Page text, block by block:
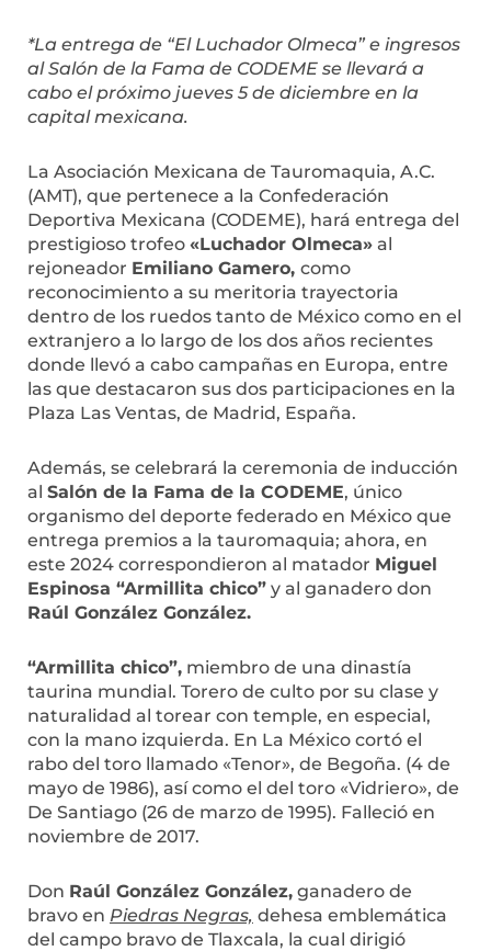
*La entrega de “El Luchador Olmeca” e ingresos
al Salón de la Fama de CODEME se llevará a
cabo el próximo jueves 5 de diciembre en la
capital mexicana.
La Asociación Mexicana de Tauromaquia, A.C.
(AMT), que pertenece a la Confederación
Deportiva Mexicana (CODEME), hará entrega del
prestigioso trofeo «Luchador Olmeca» al
rejoneador Emiliano Gamero, como
reconocimiento a su meritoria trayectoria
dentro de los ruedos tanto de México como en el
extranjero a lo largo de los dos años recientes
donde llevó a cabo campañas en Europa, entre
las que destacaron sus dos participaciones en la
Plaza Las Ventas, de Madrid, España.
Además, se celebrará la ceremonia de inducción
al Salón de la Fama de la CODEME, único
organismo del deporte federado en México que
entrega premios a la tauromaquia; ahora, en
este 2024 correspondieron al matador Miguel
Espinosa “Armillita chico” y al ganadero don
Raúl González González.
“Armillita chico”, miembro de una dinastía
taurina mundial. Torero de culto por su clase y
naturalidad al torear con temple, en especial,
con la mano izquierda. En La México cortó el
rabo del toro llamado «Tenor», de Begoña. (4 de
mayo de 1986), así como el del toro «Vidriero», de
De Santiago (26 de marzo de 1995). Falleció en
noviembre de 2017.
Don Raúl González González, ganadero de
bravo en Piedras Negras, dehesa emblemática
del campo bravo de Tlaxcala, la cual dirigió